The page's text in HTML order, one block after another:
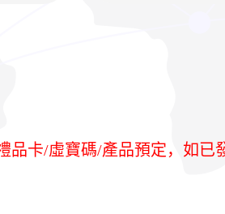
卡/虛寶碼/產品預定，如已